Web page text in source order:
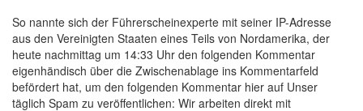
So nannte sich der Führerscheinexperte mit seiner IP-Adresse
aus den Vereinigten Staaten eines Teils von Nordamerika, der
heute nachmittag um 14:33 Uhr den folgenden Kommentar
eigenhändisch über die Zwischenablage ins Kommentarfeld
befördert hat, um den folgenden Kommentar hier auf Unser
täglich Spam zu veröffentlichen: Wir arbeiten direkt mit